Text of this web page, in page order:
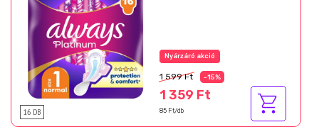
16 DB
Nyárzáró akció
1 599 Ft -15%
1 359 Ft
85 Ft/db